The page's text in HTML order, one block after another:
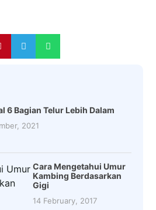
6 Bagian Telur Lebih Dalam
2021
Cara Mengetahui Umur
Kambing Berdasarkan
Gigi
14 February, 2017